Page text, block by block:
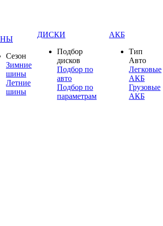
Сезон
Зимние
шины
Летние
шины
ДИСКИ
Подбор
дисков
Подбор по
авто
Подбор по
параметрам
АКБ
Тип
Авто
Легковые
АКБ
Грузовые
АКБ